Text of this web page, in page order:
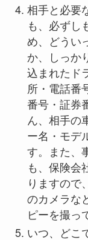
相手と必要
も、必ずし
め、どうい
か、しっか
込まれたド
所・電話番
番号・証券
ん、相手の
ー名・モデ
す。また、
も、保険会
りますので
のカメラな
ピーを撮っ
いつ、どこ